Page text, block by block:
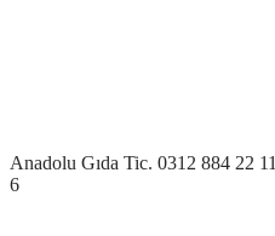
Anadolu Gıda Tic. 0312 884 22 11
6